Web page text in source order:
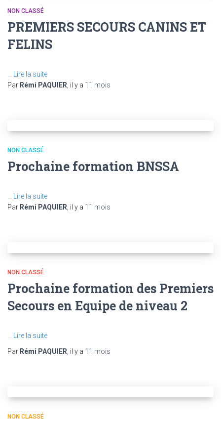
NON CLASSÉ
PREMIERS SECOURS CANINS ET
FELINS
Lire la suite
Par Rémi PAQUIER , il y a 11 mois
NON CLASSÉ
Prochaine formation BNSSA
Lire la suite
Par Rémi PAQUIER , il y a 11 mois
NON CLASSÉ
Prochaine formation des Premiers
Secours en Equipe de niveau 2
Lire la suite
Par Rémi PAQUIER , il y a 11 mois
NON CLASSÉ